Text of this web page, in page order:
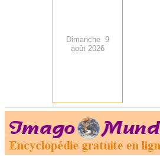
Dimanche 9
août 2026
.